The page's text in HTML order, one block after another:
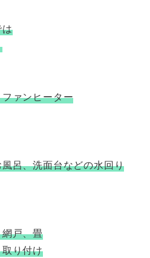
ァンヒーター
呂、洗面台などの水回り
戸、畳
り付け